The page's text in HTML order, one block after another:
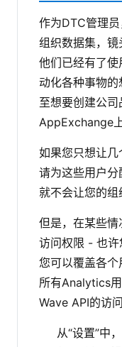
作为DTC管理
组织数据集，镜
他们已经有了使
动化各种事物
至想要创建公
AppExchange上
如果您只想让几
请为这些用户
就不会让您的组
但是，在某些
访问权限 - 也许
您可以覆盖各
所有Analytics
Wave API的访问
从“设置”中